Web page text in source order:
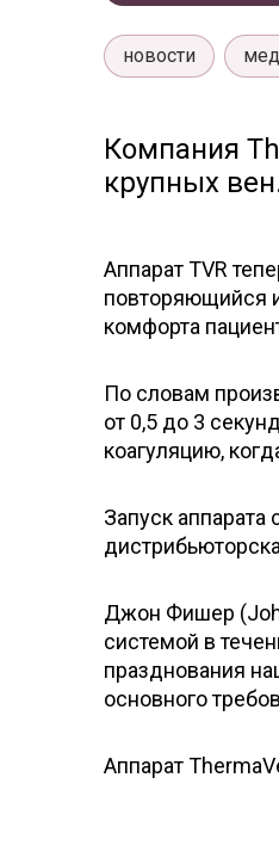
новости
Компания
крупных
Аппарат TVR
повторяющийся
комфорта
По словам
от 0,5 до 3
коагуляцию,
Запуск
Джон Фишер
системой в
празднования
основного
Аппарат